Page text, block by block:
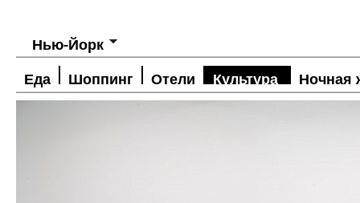
Нью-Йорк
Еда Шоппинг Отели Культура Ночная